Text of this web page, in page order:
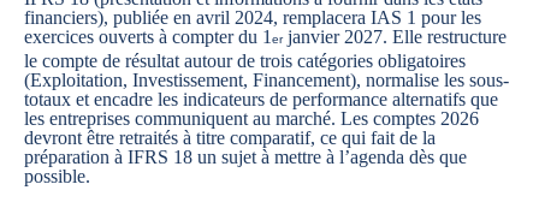
financiers), publiée en avril 2024, remplacera IAS 1 pour les
exercices ouverts à compter du 1 erjanvier 2027. Elle restructure
le compte de résultat autour de trois catégories obligatoires
(Exploitation, Investissement, Financement), normalise les sous-
totaux et encadre les indicateurs de performance alternatifs que
les entreprises communiquent au marché. Les comptes 2026
devront être retraités à titre comparatif, ce qui fait de la
préparation à IFRS 18 un sujet à mettre à l’agenda dès que
possible.